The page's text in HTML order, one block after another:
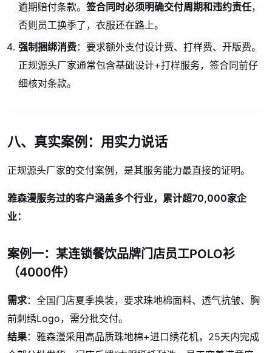
逾期赔付条款。 签合同时必须明确交付周期和违约责任，
否则员工换季了，衣服还在路上。
强制捆绑消费：要求额外支付设计费、打样费、开版费。
正规源头厂家通常包含基础设计+打样服务，签合同前仔
细核对条款。
八、真实案例：用实力说话
正规源头厂家的交付案例，是其服务能力最直接的证明。
雅森漫服务过的客户涵盖多个行业，累计超70,000家企
业：
案例一：某连锁餐饮品牌门店员工POLO衫
（4000件）
需求：全国门店夏季换装，要求珠地棉面料、透气抗皱、胸
前刺绣Logo，需分批交付。
结果：雅森漫采用高品质珠地棉+进口绣花机，25天内完成